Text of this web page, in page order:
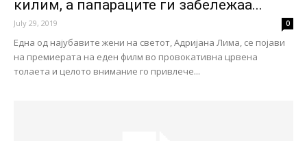
килим, а папараците ги забележаа...
July 29, 2019 0
Една од најубавите жени на светот, Адријана Лима, се појави
на премиерата на еден филм во провокативна црвена
толаета и целото внимание го привлече...